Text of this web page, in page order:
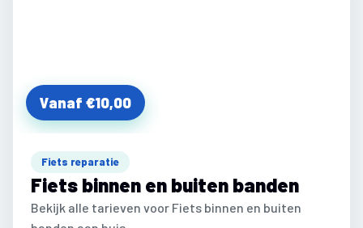
Vanaf €10,00
Fiets reparatie
Fiets binnen en buiten banden
Bekijk alle tarieven voor Fiets binnen en buiten